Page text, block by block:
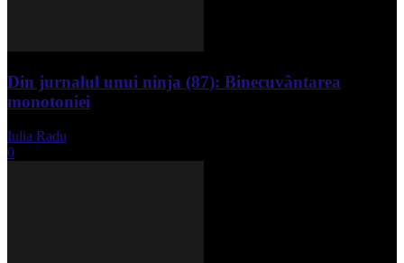
Din jurnalul unui ninja (87): Binecuvântarea
monotoniei
Iulia Radu
0